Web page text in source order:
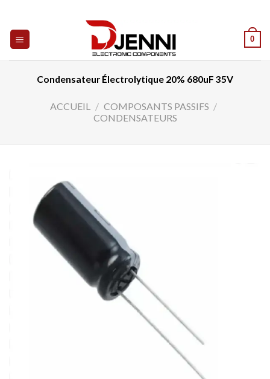
content
0
Condensateur Électrolytique 20% 680uF 35V
ACCUEIL / COMPOSANTS PASSIFS /
CONDENSATEURS